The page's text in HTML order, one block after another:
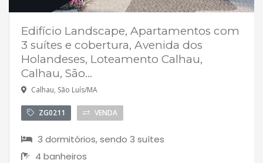
Edifício Landscape, Apartamentos com
3 suítes e cobertura, Avenida dos
Holandeses, Loteamento Calhau,
Calhau, São...
Calhau, São Luís/MA
ZG0211 VENDA
3 dormitórios, sendo 3 suítes
4 banheiros